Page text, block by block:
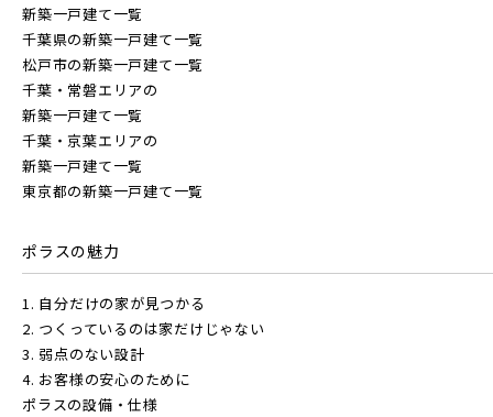
新築一戸建て一覧
千葉県の新築一戸建て一覧
松戸市の新築一戸建て一覧
千葉・常磐エリアの
新築一戸建て一覧
千葉・京葉エリアの
新築一戸建て一覧
東京都の新築一戸建て一覧
ポラスの魅力
1. 自分だけの家が見つかる
2. つくっているのは家だけじゃない
3. 弱点のない設計
4. お客様の安心のために
ポラスの設備・仕様